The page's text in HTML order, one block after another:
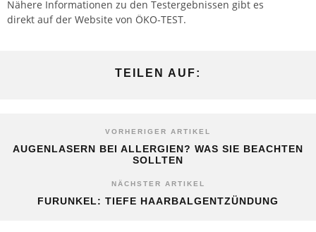
Nähere Informationen zu den Testergebnissen gibt es
direkt auf der Website von ÖKO-TEST.
TEILEN AUF:
VORHERIGER ARTIKEL
AUGENLASERN BEI ALLERGIEN? WAS SIE BEACHTEN
SOLLTEN
NÄCHSTER ARTIKEL
FURUNKEL: TIEFE HAARBALGENTZÜNDUNG